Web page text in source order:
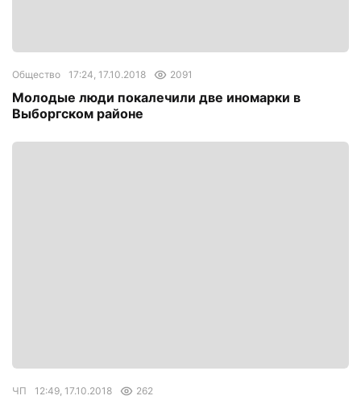
Общество 17:24, 17.10.2018 2091
Молодые люди покалечили две иномарки в
Выборгском районе
ЧП 12:49, 17.10.2018 262